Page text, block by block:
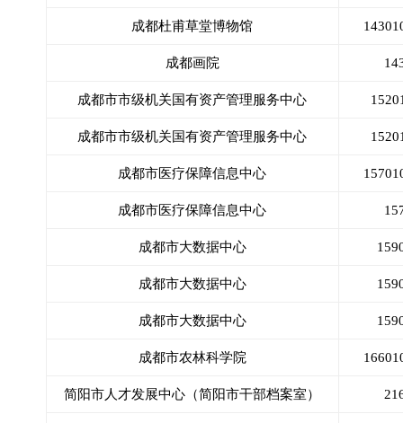
成都杜甫草堂博物馆
成都画院
成都市市级机关国有资产管理服务中心
成都市市级机关国有资产管理服务中心
成都市医疗保障信息中心
成都市医疗保障信息中心
成都市大数据中心
成都市大数据中心
成都市大数据中心
成都市农林科学院
简阳市人才发展中心（简阳市干部档案室）